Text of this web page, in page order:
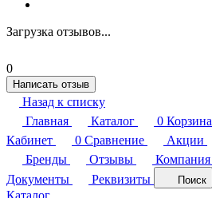
Загрузка отзывов...
0
Написать отзыв
Назад к списку
Главная
Каталог 0 Корзина
Кабинет
0 Сравнение Акции
Бренды
Отзывы Компания
Документы
Реквизиты Поиск
Каталог